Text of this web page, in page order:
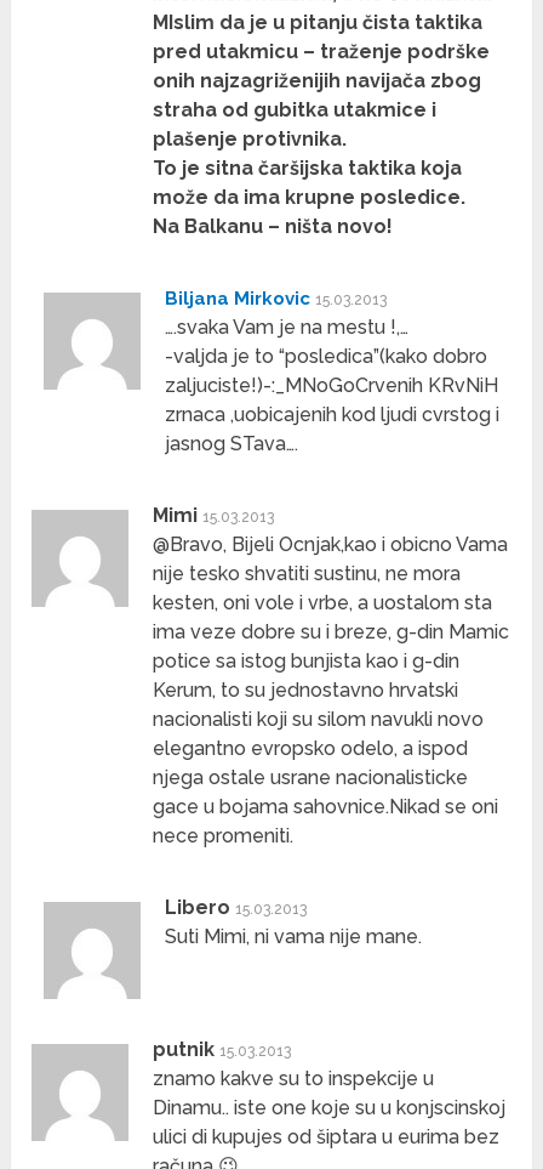
MIslim da je u pitanju čista taktika
pred utakmicu – traženje podrške
onih najzagriženijih navijača zbog
straha od gubitka utakmice i
plašenje protivnika.
To je sitna čaršijska taktika koja
može da ima krupne posledice.
Na Balkanu – ništa novo!
Biljana Mirkovic 15.03.2013
….svaka Vam je na mestu !,…
-valjda je to “posledica”(kako dobro
zaljuciste!)-:_MNoGoCrvenih KRvNiH
zrnaca ,uobicajenih kod ljudi cvrstog i
jasnog STava….
Mimi 15.03.2013
@Bravo, Bijeli Ocnjak,kao i obicno Vama
nije tesko shvatiti sustinu, ne mora
kesten, oni vole i vrbe, a uostalom sta
ima veze dobre su i breze, g-din Mamic
potice sa istog bunjista kao i g-din
Kerum, to su jednostavno hrvatski
nacionalisti koji su silom navukli novo
elegantno evropsko odelo, a ispod
njega ostale usrane nacionalisticke
gace u bojama sahovnice.Nikad se oni
nece promeniti.
Libero 15.03.2013
Suti Mimi, ni vama nije mane.
putnik 15.03.2013
znamo kakve su to inspekcije u
Dinamu.. iste one koje su u konjscinskoj
ulici di kupujes od šiptara u eurima bez